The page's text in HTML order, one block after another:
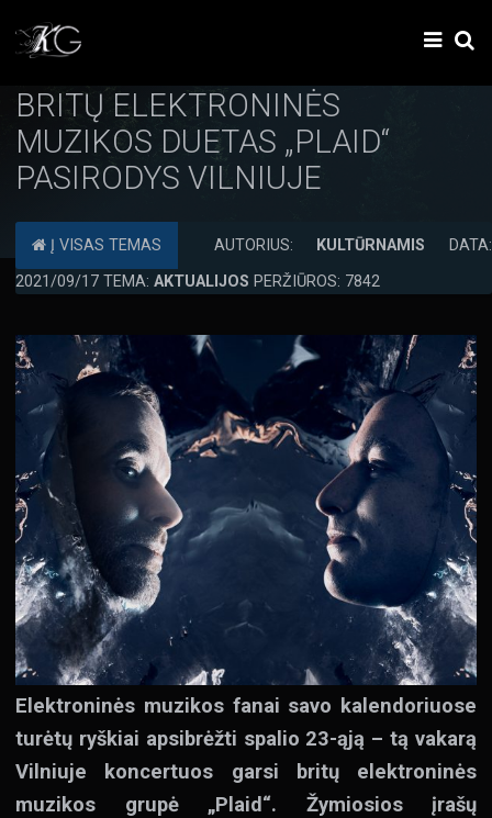
BRITŲ ELEKTRONINĖS
MUZIKOS DUETAS „PLAID“
PASIRODYS VILNIUJE
Į VISAS TEMAS AUTORIUS: KULTŪRNAMIS DATA:
2021/09/17 TEMA: AKTUALIJOS PERŽIŪROS: 7842
Elektroninės muzikos fanai savo kalendoriuose
turėtų ryškiai apsibrėžti spalio 23-ąją – tą vakarą
Vilniuje koncertuos garsi britų elektroninės
muzikos grupė „Plaid“. Žymiosios įrašų